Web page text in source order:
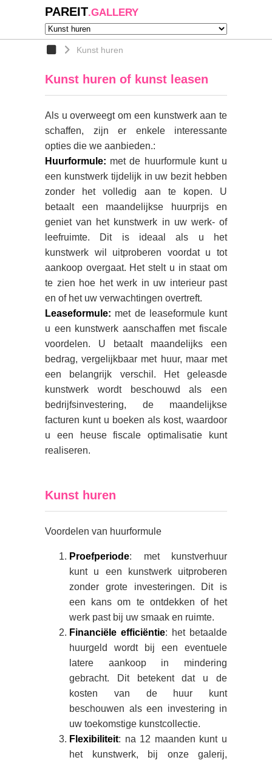
PAREIT.GALLERY
Kunst huren
Kunst huren of kunst leasen
Als u overweegt om een kunstwerk aan te
schaffen, zijn er enkele interessante
opties die we aanbieden.:
Huurformule: met de huurformule kunt u
een kunstwerk tijdelijk in uw bezit hebben
zonder het volledig aan te kopen. U
betaalt een maandelijkse huurprijs en
geniet van het kunstwerk in uw werk- of
leefruimte. Dit is ideaal als u het
kunstwerk wil uitproberen voordat u tot
aankoop overgaat. Het stelt u in staat om
te zien hoe het werk in uw interieur past
en of het uw verwachtingen overtreft.
Leaseformule: met de leaseformule kunt
u een kunstwerk aanschaffen met fiscale
voordelen. U betaalt maandelijks een
bedrag, vergelijkbaar met huur, maar met
een belangrijk verschil. Het geleasde
kunstwerk wordt beschouwd als een
bedrijfsinvestering, de maandelijkse
facturen kunt u boeken als kost, waardoor
u een heuse fiscale optimalisatie kunt
realiseren.
Kunst huren
Voordelen van huurformule
Proefperiode: met kunstverhuur
kunt u een kunstwerk uitproberen
zonder grote investeringen. Dit is
een kans om te ontdekken of het
werk past bij uw smaak en ruimte.
Financiële efficiëntie: het betaalde
huurgeld wordt bij een eventuele
latere aankoop in mindering
gebracht. Dit betekent dat u de
kosten van de huur kunt
beschouwen als een investering in
uw toekomstige kunstcollectie.
Flexibiliteit: na 12 maanden kunt u
het kunstwerk, bij onze galerij,